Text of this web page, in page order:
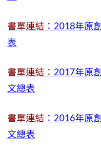
書單連結 ：2018年原
表
書單連結： 2017年原
文總表
書單連結 ：2016年原
文總表